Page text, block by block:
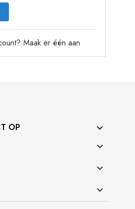
Maak er één aan
OP


